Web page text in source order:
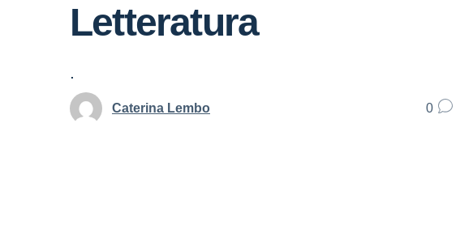
Letteratura
.
Caterina Lembo 0